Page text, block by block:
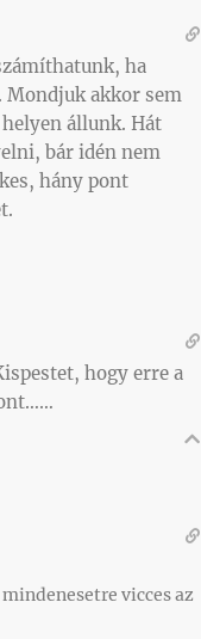
ha
Mondjuk akkor sem
állunk. Hát
bár idén nem
hány pont
hogy erre a
vicces az